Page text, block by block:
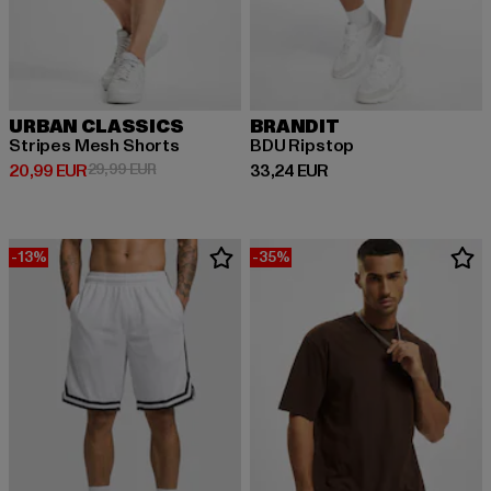
URBAN CLASSICS
Stripes Mesh Shorts
20,99 EUR
Derzeitiger Preis: 20,99 EUR
29,99 EURAktionspreis: 29,99 EUR
BRANDIT
BDU Ripstop
33,24 EUR
Derzeitiger Preis: 33,24 EUR
-13% -35%